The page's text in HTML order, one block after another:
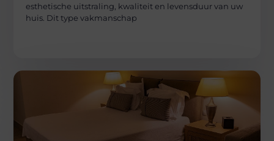
esthetische uitstraling, kwaliteit en levensduur van uw
huis. Dit type vakmanschap